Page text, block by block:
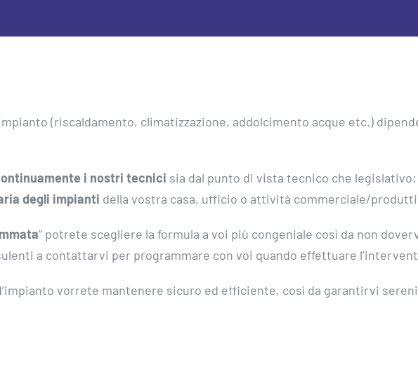
(riscaldamento, climatizzazione, addolcimento acque etc.)
i nostri tecnici sia dal punto di vista tecnico che
degli impianti della vostra casa, ufficio o attività commerciale/
” potrete scegliere la formula a voi più congeniale così da non
a contattarvi per programmare con voi quando effettuare
vorrete mantenere sicuro ed efficiente, così da garantirvi